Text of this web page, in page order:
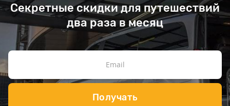
Секретные скидки для путешествий
два раза в месяц
Получать